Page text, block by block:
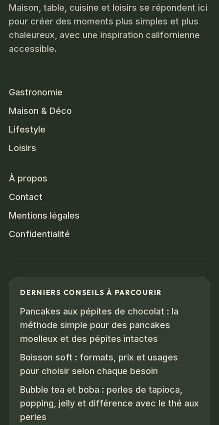
Maison, table, cuisine et loisirs se répondent ici
pour créer des moments plus simples et plus
chaleureux, avec une inspiration californienne
accessible.
Gastronomie
Maison & Déco
Lifestyle
Loisirs
À propos
Contact
Mentions légales
Confidentialité
DERNIERS CONSEILS À PARCOURIR
Pancakes aux pépites de chocolat : la
méthode simple pour des pancakes
moelleux et des pépites intactes
Boisson soft : formats, prix et usages
pour choisir selon chaque besoin
Bubble tea et boba : perles de tapioca,
popping, jelly et différence avec le thé aux
perles